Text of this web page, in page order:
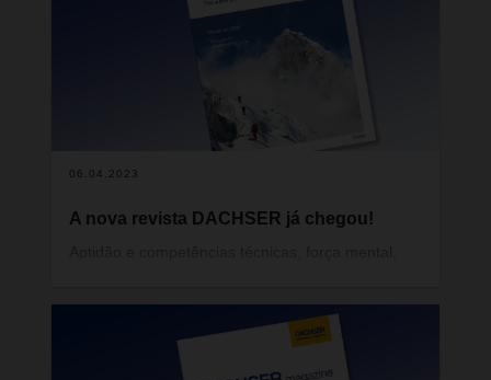
oferece muitas oportunidades. Especialmente na
06.04.2023
A nova revista DACHSER já chegou!
estas são algumas das qualidades geralmente
associadas a um alpinista de alto nível. E são
também atributos que se adequam às empresas e